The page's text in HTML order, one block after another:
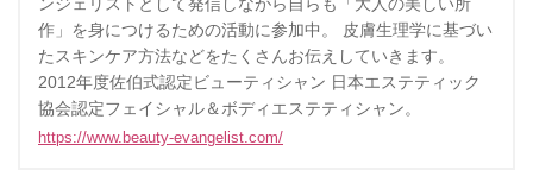
ンジェリストとして発信しながら自らも「大人の美しい所
作」を身につけるための活動に参加中。 皮膚生理学に基づい
たスキンケア方法などをたくさんお伝えしていきます。
2012年度佐伯式認定ビューティシャン 日本エステティック
協会認定フェイシャル＆ボディエステティシャン。
https://www.beauty-evangelist.com/